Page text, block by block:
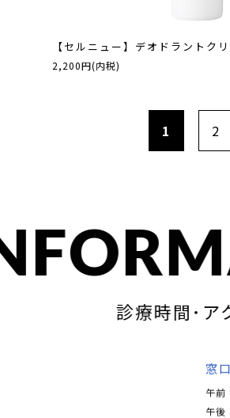
【セルニュー】デオドラントク
2,200円(内税)
1 2
診療時間･ア
窓
午前
午